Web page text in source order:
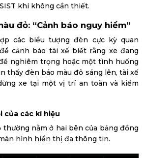
khi không cần thiết.
đỏ: “Cảnh báo nguy hiểm”
các biểu tượng đèn cực kỳ quan
cảnh báo tài xế biết rằng xe đang
nghiêm trọng hoặc một tình huống
thấy đèn báo màu đỏ sáng lên, tài xế
xe tại một vị trí an toàn và kiểm
của các kí hiệu
thường nằm ở hai bên của bảng đồng
hình hiển thị đa thông tin.